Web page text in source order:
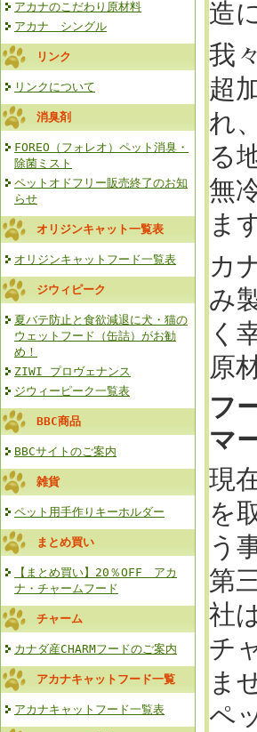
アカナのこだわり原材料
アカナ シングル
リンク
リンクについて
消臭剤
FOREO（フォレオ）ペット消臭・
除菌ミスト
ペットオドフリー販売終了のお知
らせ
オリジンキャット一覧表
オリジンキャットフード一覧表
ジウィピーク
夏バテ防止と食欲減退に犬・猫の
ウェットフード（缶詰）がお勧
め！
ZIWI プロヴェナンス
ジウィーピーク一覧表
BBC商品
BBCサイトのご案内
雑貨
ペット用手作りキーホルダー
まとめ買い
【まとめ買い】20％OFF アカ
ナ・チャームフード
チャーム
カナダ産CHARMフードのご案内
アカナキャットフード一覧
アカナキャットフード一覧表
造
我
超
れ
る
無
ま
カ
み
く
原
フ
マ
現
を
う
第
社
チ
ま
ペ